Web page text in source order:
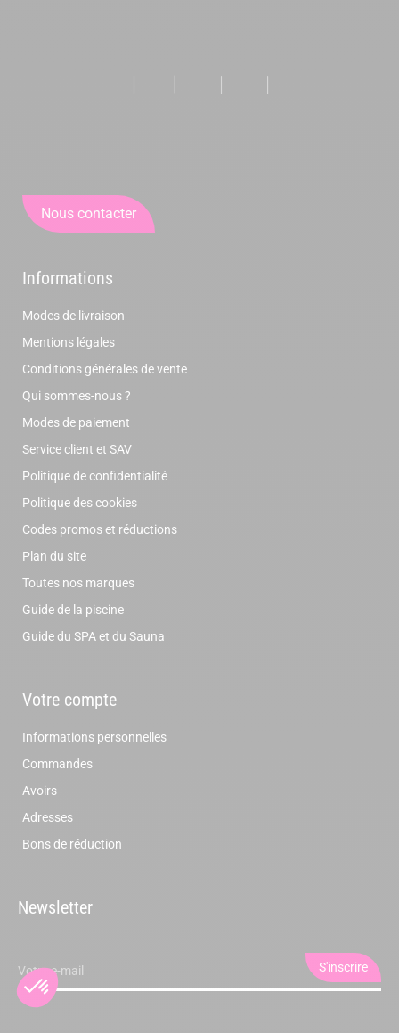
Nous contacter
Informations
Modes de livraison
Mentions légales
Conditions générales de vente
Qui sommes-nous ?
Modes de paiement
Service client et SAV
Politique de confidentialité
Politique des cookies
Codes promos et réductions
Plan du site
Toutes nos marques
Guide de la piscine
Guide du SPA et du Sauna
Votre compte
Informations personnelles
Commandes
Avoirs
Adresses
Bons de réduction
Newsletter